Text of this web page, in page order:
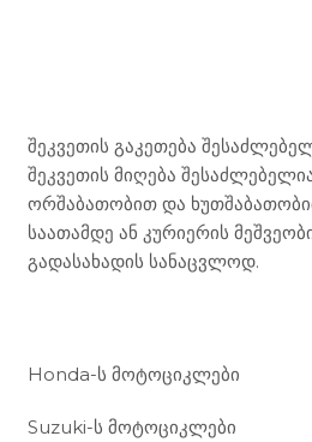
შეკვეთის გაკეთება
შეკვეთის მიღება
ორშაბათობით და
საათამდე ან კურიერის
გადასახადის სანაცვლოდ.
Honda-ს მოტოციკლები
Suzuki-ს მოტოციკლები